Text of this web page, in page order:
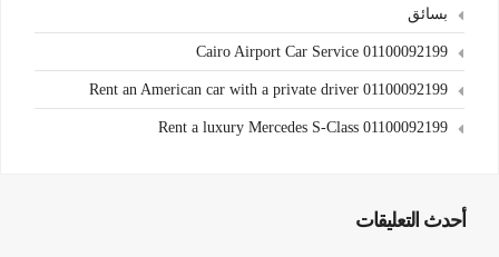
بسائق
Cairo Airport Car Service 01100092199
Rent an American car with a private driver 01100092199
Rent a luxury Mercedes S-Class 01100092199
أحدث التعليقات